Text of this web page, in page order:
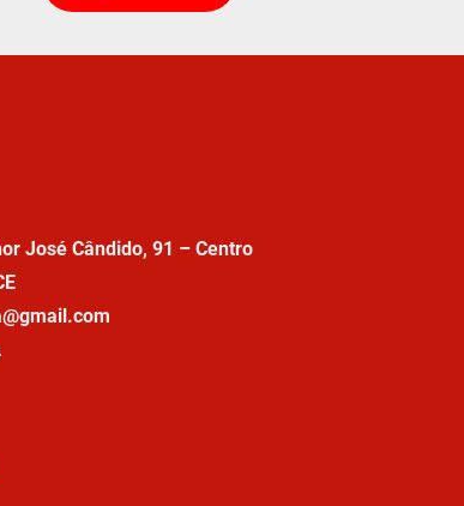
José Cândido, 91 – Centro